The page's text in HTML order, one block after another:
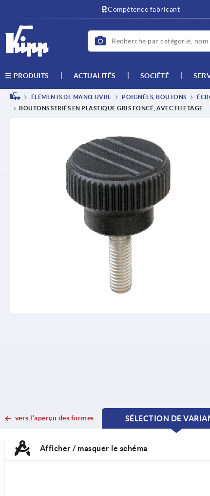
Compétence fabricant
PRODUITS ACTUALITÉS SOCIÉTÉ
ÉLÉMENTS DE MANŒUVRE POIGNÉES, BOUTONS
BOUTONS STRIÉS EN PLASTIQUE GRIS FONCÉ, AVEC FILETAGE
vers l’aperçu des formes
SÉLECTION DE
Afficher / masquer le schéma